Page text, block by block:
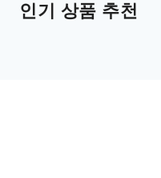
인기 상품 추천